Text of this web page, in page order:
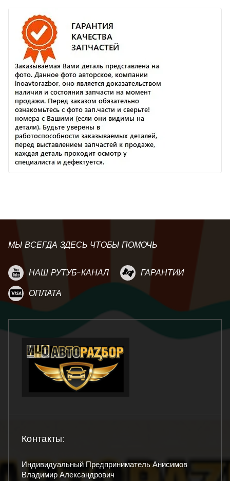
МЫ ВСЕГДА ЗДЕСЬ ЧТОБЫ ПОМОЧЬ
НАШ РУТУБ-КАНАЛ
ГАРАНТИИ
ОПЛАТА
Контакты:
Индивидуальный Предприниматель Анисимов
Владимир Александрович